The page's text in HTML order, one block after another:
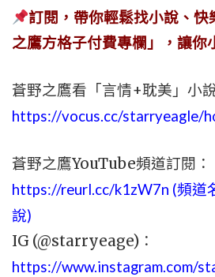
訂閱，帶你輕鬆找小說、快
之鷹方格子付費專欄」，讓你
蒼野之鷹看「言情+耽美」小
https://vocus.cc/starryeagle/
蒼野之鷹YouTube頻道訂閱：
https://reurl.cc/k1zW7n (頻道
說)
IG (@starryeage)：
https://www.instagram.com/